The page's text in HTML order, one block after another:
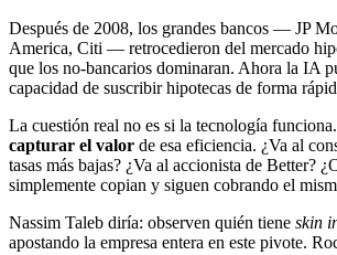
Después de 2008, los grandes bancos — JP
America, Citi — retrocedieron del mercado
que los no-bancarios dominaran. Ahora la IA
capacidad de suscribir hipotecas de forma
La cuestión real no es si la tecnología
capturar el valor de esa eficiencia. ¿Va al
tasas más bajas? ¿Va al accionista de Better?
simplemente copian y siguen cobrando el
Nassim Taleb diría: observen quién tiene skin
apostando la empresa entera en este pivote.